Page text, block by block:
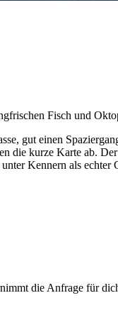
Fisch und
gut einen
die kurze Karte ab.
Kennern als echter
die Anfrage für